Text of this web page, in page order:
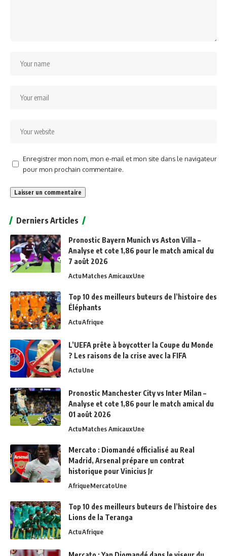
Enregistrer mon nom, mon e-mail et mon site dans le navigateur
pour mon prochain commentaire.
Derniers Articles
Pronostic Bayern Munich vs Aston Villa –
Analyse et cote 1,86 pour le match amical du
7 août 2026
ActuMatches AmicauxUne
Top 10 des meilleurs buteurs de l’histoire des
Éléphants
ActuAfrique
L’UEFA prête à boycotter la Coupe du Monde
? Les raisons de la crise avec la FIFA
ActuUne
Pronostic Manchester City vs Inter Milan –
Analyse et cote 1,86 pour le match amical du
01 août 2026
ActuMatches AmicauxUne
Mercato : Diomandé officialisé au Real
Madrid, Arsenal prépare un contrat
historique pour Vinicius Jr
AfriqueMercatoUne
Top 10 des meilleurs buteurs de l’histoire des
Lions de la Teranga
ActuAfrique